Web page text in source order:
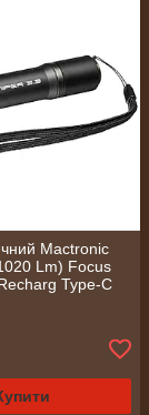
Mactronic
Lm) Focus
Type-C